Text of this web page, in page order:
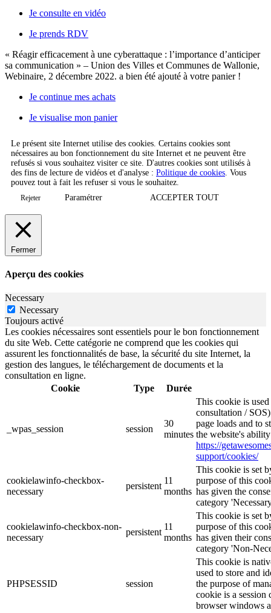
Je consulte en vidéo
Je prends RDV
« Réagir efficacement à une cyberattaque : l’importance d’anticiper
sa communication » – Union des Villes et Communes de Wallonie,
Webinaire, 2 décembre 2022. a bien été ajouté à votre panier !
Je continue mes achats
Je visualise mon panier
Le présent site Internet utilise des cookies. Certains cookies sont
nécessaires au bon fonctionnement du site Internet et ne peuvent être
refusés si vous souhaitez visiter ce site. D'autres cookies sont utilisés à
des fins de lecture de vidéos et d'analyse : Politique de cookies . Vous
pouvez tout à fait les refuser si vous le souhaitez.
Rejeter Paramétrer ACCEPTER TOUT
Fermer
Aperçu des cookies
Necessary
Necessary
Toujours activé
Les cookies nécessaires sont essentiels pour le bon fonctionnement
du site Web. Cette catégorie ne comprend que les cookies qui
assurent les fonctionnalités de base, la sécurité du site Internet, la
gestion des langues, le téléchargement de documents et la
consultation en ligne.
Cookie
Type Durée
_wpas_session session
30
minutes
This cookie is
consultation /
page loads and to
the website's
https://
support/cookies/
cookielawinfo-checkbox-
necessary
persistent
11
months
This cookie is set
purpose of this
has given the
category
cookielawinfo-checkbox-non-
necessary
persistent
11
months
This cookie is set
purpose of this
has given their
category 'Non-
PHPSESSID session
This cookie is
used to store and
the purpose of
cookie is a session
browser windows